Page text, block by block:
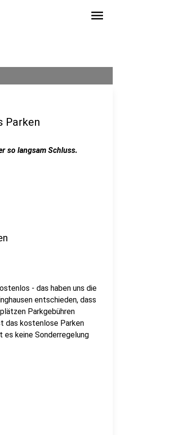
menu
Parken
so langsam Schluss.
- das haben uns die
entschieden, dass
Parkgebühren
das kostenlose Parken
es keine Sonderregelung